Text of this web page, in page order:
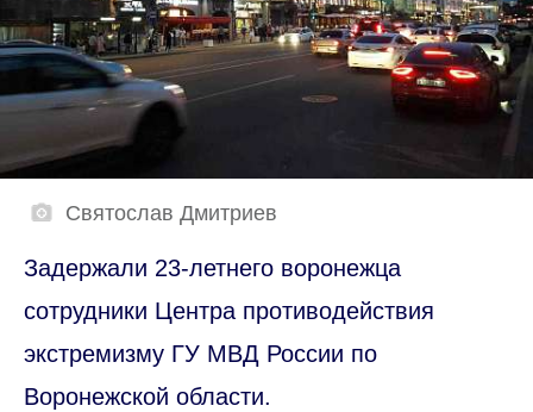
Святослав Дмитриев
Задержали 23-летнего воронежца
сотрудники Центра противодействия
экстремизму ГУ МВД России по
Воронежской области.